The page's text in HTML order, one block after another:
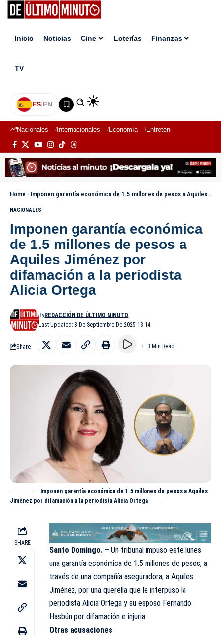
Inicio Noticias Cine Loterías Finanzas
TV
ES|EN
Nacionales Internacionales Economía Entretenimiento
Home - Imponen garantía económica de 1.5 millones de pesos a Aquiles Jiménez por difamación a la periodista Alicia Ortega
NACIONALES
Imponen garantía económica
de 1.5 millones de pesos a
Aquiles Jiménez por
difamación a la periodista
Alicia Ortega
Last Updated: 8 De Septiembre De 2025 13:14
ByREDACCIÓN DE ÚLTIMO MINUTO
Share 3 Min Read
Imponen garantía económica de 1.5 millones de pesos a Aquiles
Jiménez por difamación a la periodista Alicia Ortega
SHARE
Santo Domingo. – Un tribunal impuso este lunes
una garantía económica de 1.5 millones de pesos, a
través de una compañía aseguradora, a Aquiles
Jiménez, por una querella que le interpuso la
periodista Alicia Ortega y su esposo Fernando
Hasbún por difamación e injuria.
Otras acusaciones